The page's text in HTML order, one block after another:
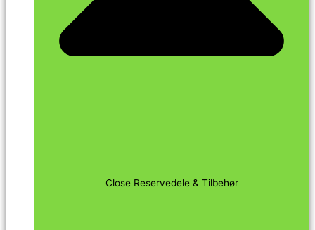
Close Reservedele & Tilbehør